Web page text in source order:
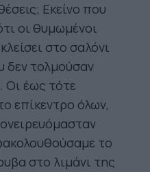
Εκείνο που
οι θυμωμένοι
στο σαλόνι
δεν τολμούσαν
Οι έως τότε
επίκεντρο όλων,
το
στο λιμάνι της